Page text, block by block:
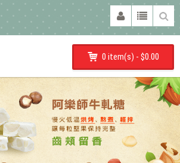
0 item(s) - $0.00